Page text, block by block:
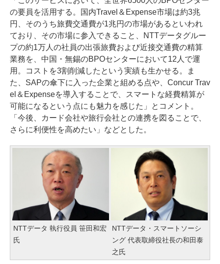
の要員を活用する。国内Travel＆Expense市場は約3兆
円、そのうち旅費交通費が1兆円の市場があるといわれ
ており、その市場に参入できること、NTTデータグルー
プの約1万人の社員の出張旅費および近接交通費の精算
業務を、中国・無錫のBPOセンターにおいて12人で運
用。コストを3割削減したという実績も生かせる。ま
た、SAPの傘下に入った企業と組める点や、Concur Trav
el＆Expenseを導入することで、スマートな経費精算が
可能になるという点にも魅力を感じた」とコメント。
「今後、カード会社や旅行会社との連携を図ることで、
さらに利便性を高めたい」などとした。
NTTデータ 執行役員 笹田和宏
氏
NTTデータ・スマートソーシ
ング 代表取締役社長の和田泰
之氏